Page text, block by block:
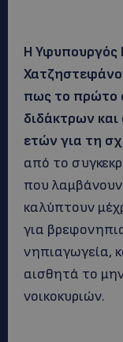
Η Υφυπουργός
πως το πρώτο
διδάκτρων και
ετών για τη
από το
που
καλύπτουν
για
νηπιαγωγεία,
αισθητά το
νοικοκυριών.